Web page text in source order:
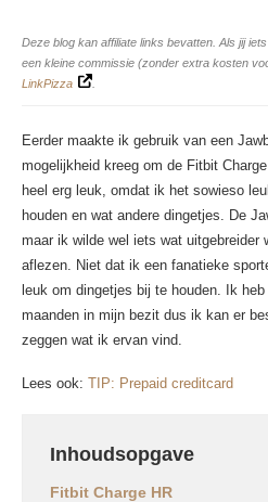
Deze blog kan affiliate links bevatten. Als jij
een kleine commissie (zonder extra kosten
LinkPizza
Eerder maakte ik gebruik van een
mogelijkheid kreeg om de Fitbit
heel erg leuk, omdat ik het sowieso
houden en wat andere dingetjes. De
maar ik wilde wel iets wat uitgebreider
aflezen. Niet dat ik een fanatieke
leuk om dingetjes bij te houden. Ik
maanden in mijn bezit dus ik kan er
zeggen wat ik ervan vind.
Lees ook: TIP: Prepaid creditcard
Inhoudsopgave
Fitbit Charge HR